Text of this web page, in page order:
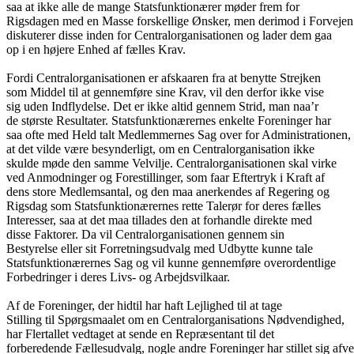
saa at ikke alle de mange Statsfunktionærer møder frem for
Rigsdagen med en Masse forskellige Ønsker, men derimod i Forvejen
diskuterer disse inden for Centralorganisationen og lader dem gaa
op i en højere Enhed af fælles Krav.
Fordi Centralorganisationen er afskaaren fra at benytte Strejken
som Middel til at gennemføre sine Krav, vil den derfor ikke vise
sig uden Indflydelse. Det er ikke altid gennem Strid, man naa’r
de største Resultater. Statsfunktionærernes enkelte Foreninger har
saa ofte med Held talt Medlemmernes Sag over for Administrationen,
at det vilde være besynderligt, om en Centralorganisation ikke
skulde møde den samme Velvilje. Centralorganisationen skal virke
ved Anmodninger og Forestillinger, som faar Eftertryk i Kraft af
dens store Medlemsantal, og den maa anerkendes af Regering og
Rigsdag som Statsfunktionærernes rette Talerør for deres fælles
Interesser, saa at det maa tillades den at forhandle direkte med
disse Faktorer. Da vil Centralorganisationen gennem sin
Bestyrelse eller sit Forretningsudvalg med Udbytte kunne tale
Statsfunktionærernes Sag og vil kunne gennemføre overordentlige
Forbedringer i deres Livs- og Arbejdsvilkaar.
Af de Foreninger, der hidtil har haft Lejlighed til at tage
Stilling til Spørgsmaalet om en Centralorganisations Nødvendighed,
har Flertallet vedtaget at sende en Repræsentant til det
forberedende Fællesudvalg, nogle andre Foreninger har stillet sig